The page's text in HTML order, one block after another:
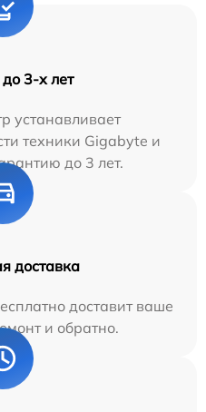
3-х лет
устанавливает
техники Gigabyte и
до 3 лет.
доставка
доставит ваше
и обратно.